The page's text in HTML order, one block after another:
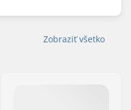
Zobraziť všetko